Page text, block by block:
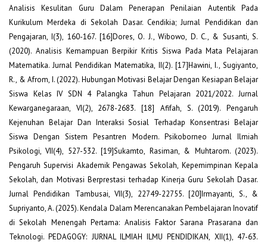
Analisis Kesulitan Guru Dalam Penerapan Penilaian Autentik Pada
Kurikulum Merdeka di Sekolah Dasar. Cendikia; Jurnal Pendidikan dan
Pengajaran, I(3), 160-167. [16]Dores, O. J., Wibowo, D. C., & Susanti, S.
(2020). Analisis Kemampuan Berpikir Kritis Siswa Pada Mata Pelajaran
Matematika. Jurnal Pendidikan Matematika, II(2). [17]Hawini, I., Sugiyanto,
R., & Afrom, I. (2022). Hubungan Motivasi Belajar Dengan Kesiapan Belajar
Siswa Kelas IV SDN 4 Palangka Tahun Pelajaran 2021/2022. Jurnal
Kewarganegaraan, VI(2), 2678-2683. [18] Afifah, S. (2019). Pengaruh
Kejenuhan Belajar Dan Interaksi Sosial Terhadap Konsentrasi Belajar
Siswa Dengan Sistem Pesantren Modern. Psikoborneo Jurnal Ilmiah
Psikologi, VII(4), 527-532. [19]Sukamto, Rasiman, & Muhtarom. (2023).
Pengaruh Supervisi Akademik Pengawas Sekolah, Kepemimpinan Kepala
Sekolah, dan Motivasi Berprestasi terhadap Kinerja Guru Sekolah Dasar.
Jurnal Pendidikan Tambusai, VII(3), 22749-22755. [20]Irmayanti, S., &
Supriyanto, A. (2025). Kendala Dalam Merencanakan Pembelajaran Inovatif
di Sekolah Menengah Pertama: Analisis Faktor Sarana Prasarana dan
Teknologi. PEDAGOGY: JURNAL ILMIAH ILMU PENDIDIKAN, XII(1), 47-63.